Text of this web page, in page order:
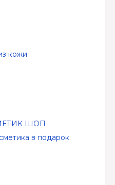
кожи
ШОП
в подарок